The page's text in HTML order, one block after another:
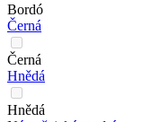
Bordó
Černá
Černá
Hnědá
Hnědá